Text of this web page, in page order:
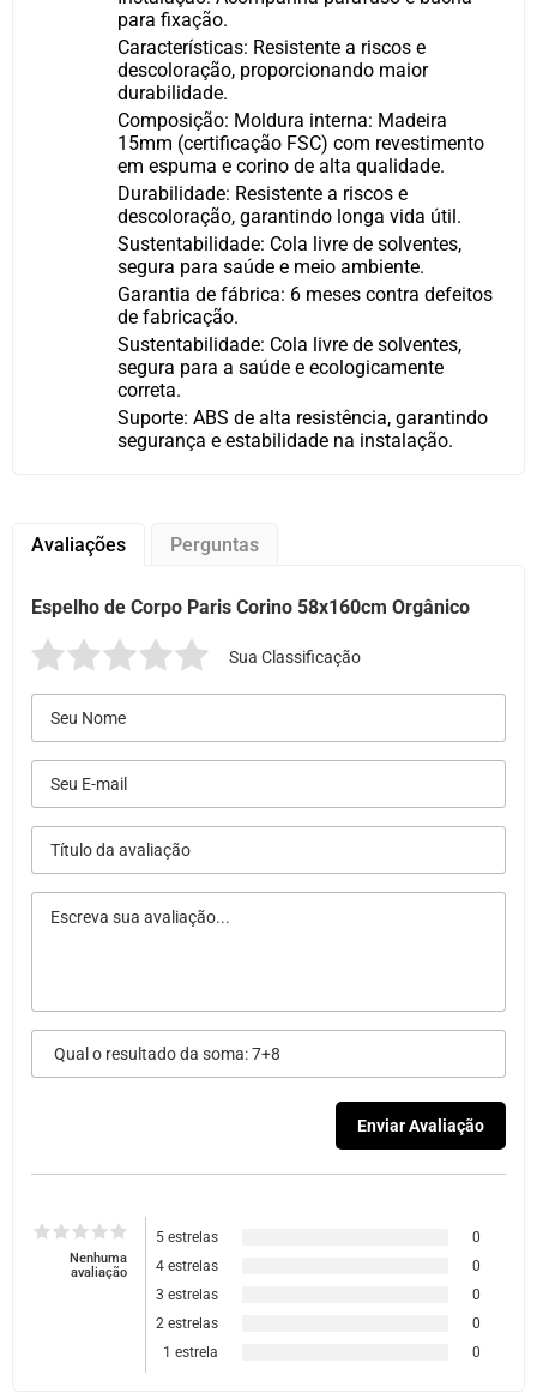
para fixação.
Características: Resistente a riscos e
descoloração, proporcionando maior
durabilidade.
Composição: Moldura interna: Madeira
15mm (certificação FSC) com revestimento
em espuma e corino de alta qualidade.
Durabilidade: Resistente a riscos e
descoloração, garantindo longa vida útil.
Sustentabilidade: Cola livre de solventes,
segura para saúde e meio ambiente.
Garantia de fábrica: 6 meses contra defeitos
de fabricação.
Sustentabilidade: Cola livre de solventes,
segura para a saúde e ecologicamente
correta.
Suporte: ABS de alta resistência, garantindo
segurança e estabilidade na instalação.
Avaliações Perguntas
Espelho de Corpo Paris Corino 58x160cm Orgânico
Sua Classificação
Nenhuma
avaliação
5 estrelas
0
4 estrelas
0
3 estrelas
0
2 estrelas
0
1 estrela
0